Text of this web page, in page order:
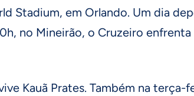
Stadium, em Orlando. Um dia
no Mineirão, o Cruzeiro enfrenta
Kauã Prates. Também na terça-